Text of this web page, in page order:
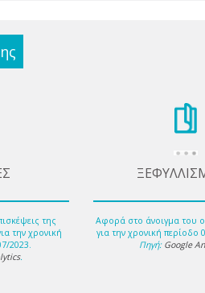
της
την χρονική
2023.
.
Αφορά στο άνοιγμα του
για την χρονική περίοδο
Πηγή: Google